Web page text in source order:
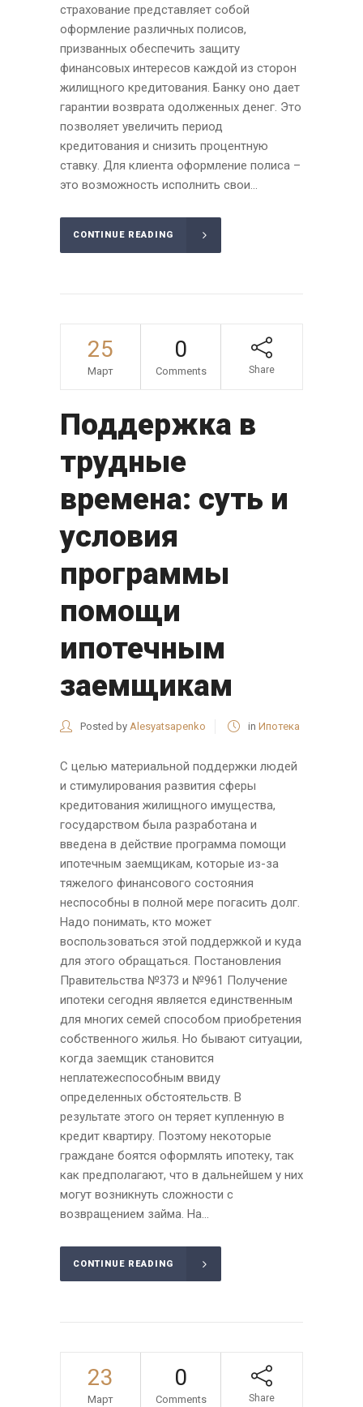
страхование представляет собой
оформление различных полисов,
призванных обеспечить защиту
финансовых интересов каждой из сторон
жилищного кредитования. Банку оно дает
гарантии возврата одолженных денег. Это
позволяет увеличить период
кредитования и снизить процентную
ставку. Для клиента оформление полиса –
это возможность исполнить свои...
CONTINUE READING
25
Март
0
Comments Share
Поддержка в
трудные
времена: суть и
условия
программы
помощи
ипотечным
заемщикам
Posted by Alesyatsapenko in Ипотека
С целью материальной поддержки людей
и стимулирования развития сферы
кредитования жилищного имущества,
государством была разработана и
введена в действие программа помощи
ипотечным заемщикам, которые из-за
тяжелого финансового состояния
неспособны в полной мере погасить долг.
Надо понимать, кто может
воспользоваться этой поддержкой и куда
для этого обращаться. Постановления
Правительства №373 и №961 Получение
ипотеки сегодня является единственным
для многих семей способом приобретения
собственного жилья. Но бывают ситуации,
когда заемщик становится
неплатежеспособным ввиду
определенных обстоятельств. В
результате этого он теряет купленную в
кредит квартиру. Поэтому некоторые
граждане боятся оформлять ипотеку, так
как предполагают, что в дальнейшем у них
могут возникнуть сложности с
возвращением займа. На...
CONTINUE READING
23
Март
0
Comments Share